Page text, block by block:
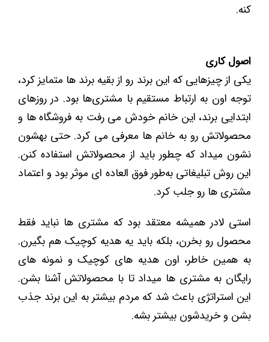
کنه.
اصول کاری
یکی از چیزهایی که این برند رو از بقیه برند ها متمایز کرد،
توجه اون به ارتباط مستقیم با مشتری‌ها بود. در روزهای
ابتدایی برند، این خانم خودش می رفت به فروشگاه ‌ها و
محصولاتش رو به خانم ‌ها معرفی می کرد. حتی بهشون
نشون میداد که چطور باید از محصولاتش استفاده کنن.
این روش تبلیغاتی به‌طور فوق ‌العاده ‌ای موثر بود و اعتماد
مشتری ‌ها رو جلب کرد.
استی لادر همیشه معتقد بود که مشتری ‌ها نباید فقط
محصول رو بخرن، بلکه باید یه هدیه کوچیک هم بگیرن.
به همین خاطر، اون هدیه ‌های کوچیک و نمونه ‌های
رایگان به مشتری ‌ها میداد تا با محصولاتش آشنا بشن.
این استراتژی باعث شد که مردم بیشتر به این برند جذب
بشن و خریدشون بیشتر بشه.